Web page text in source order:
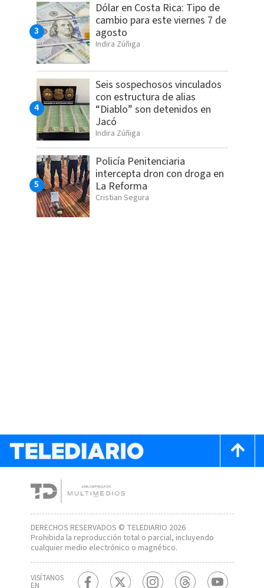
Dólar en Costa Rica: Tipo de
cambio para este viernes 7 de
agosto
Indira Zúñiga
Seis sospechosos vinculados
con estructura de alias
“Diablo” son detenidos en
Jacó
Indira Zúñiga
Policía Penitenciaria
intercepta dron con droga en
La Reforma
Cristian Segura
DERECHOS RESERVADOS © TELEDIARIO 2026
Prohibida la reproducción total o parcial, incluyendo
cualquier medio electrónico o magnético.
VISÍTANOS
EN